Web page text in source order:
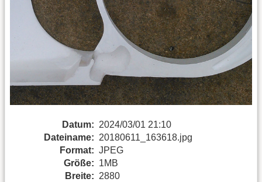
Datum: 2024/03/01 21:10
Dateiname: 20180611_163618.jpg
Format: JPEG
Größe: 1MB
Breite: 2880